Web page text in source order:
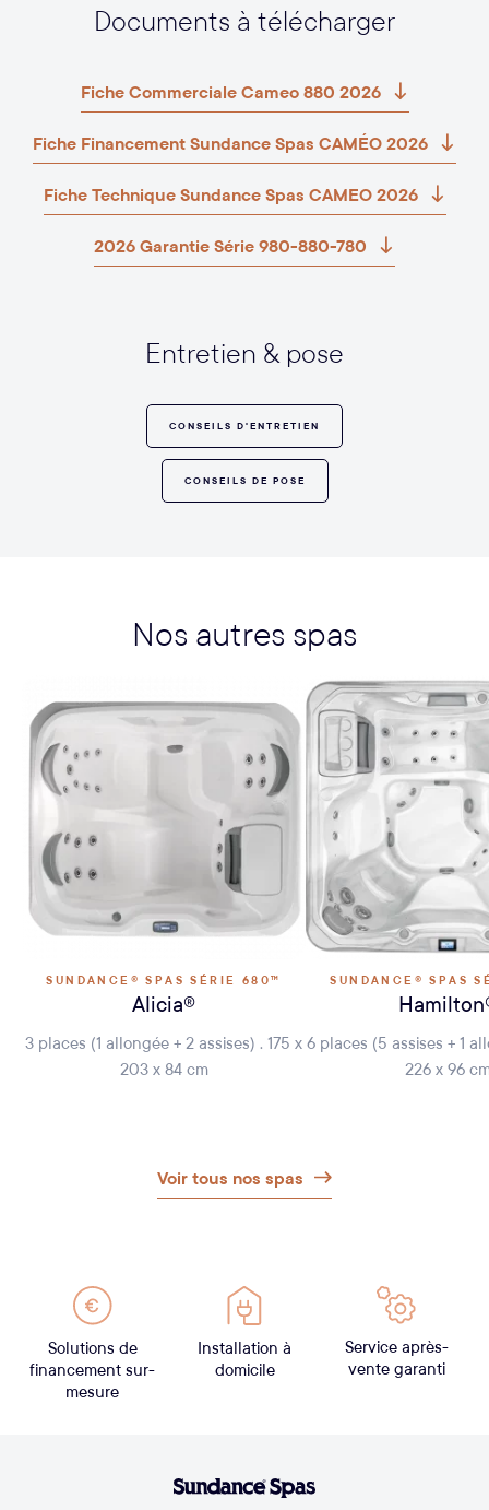
Documents à télécharger
Fiche Commerciale Cameo 880 2026
Fiche Financement Sundance Spas CAMÉO 2026
Fiche Technique Sundance Spas CAMEO 2026
2026 Garantie Série 980-880-780
Entretien & pose
CONSEILS D'ENTRETIEN
CONSEILS DE POSE
Nos autres spas
SUNDANCE® SPAS SÉRIE 680™
Alicia®
3 places (1 allongée + 2 assises) . 175 x
203 x 84 cm
SUNDANCE® SPAS
6 places (5 assises + 1
226 x 96
Voir tous nos spas
Solutions de
financement sur-
mesure
Installation à
domicile
Service après-
vente garanti